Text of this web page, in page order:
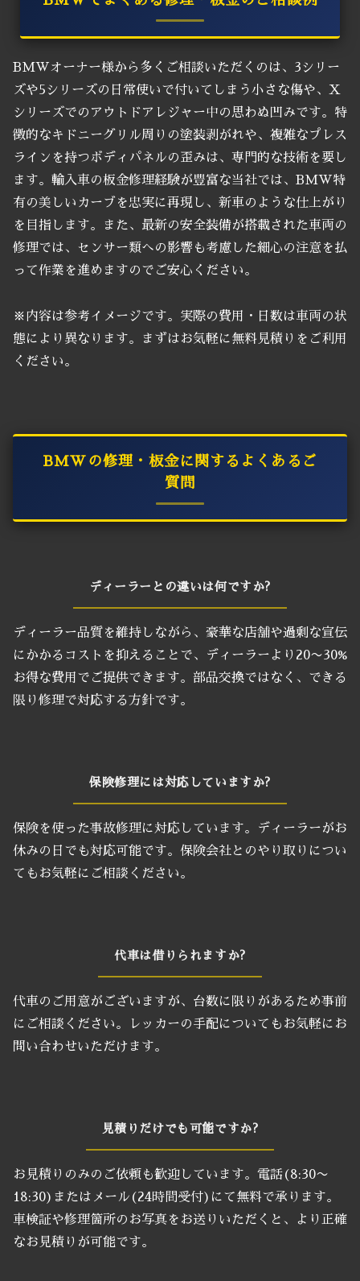
BMWオーナー様から多くご相談いただくのは、3シリー
ズや5シリーズの日常使いで付いてしまう小さな傷や、X
シリーズでのアウトドアレジャー中の思わぬ凹みです。特
徴的なキドニーグリル周りの塗装剥がれや、複雑なプレス
ラインを持つボディパネルの歪みは、専門的な技術を要し
ます。輸入車の板金修理経験が豊富な当社では、BMW特
有の美しいカーブを忠実に再現し、新車のような仕上がり
を目指します。また、最新の安全装備が搭載された車両の
修理では、センサー類への影響も考慮した細心の注意を払
って作業を進めますのでご安心ください。
※内容は参考イメージです。実際の費用・日数は車両の状
態により異なります。まずはお気軽に無料見積りをご利用
ください。
BMWの修理・板金に関するよくあるご
質問
ディーラーとの違いは何ですか?
ディーラー品質を維持しながら、豪華な店舗や過剰な宣伝
にかかるコストを抑えることで、ディーラーより20〜30%
お得な費用でご提供できます。部品交換ではなく、できる
限り修理で対応する方針です。
保険修理には対応していますか?
保険を使った事故修理に対応しています。ディーラーがお
休みの日でも対応可能です。保険会社とのやり取りについ
てもお気軽にご相談ください。
代車は借りられますか?
代車のご用意がございますが、台数に限りがあるため事前
にご相談ください。レッカーの手配についてもお気軽にお
問い合わせいただけます。
見積りだけでも可能ですか?
お見積りのみのご依頼も歓迎しています。電話(8:30〜
18:30)またはメール(24時間受付)にて無料で承ります。
車検証や修理箇所のお写真をお送りいただくと、より正確
なお見積りが可能です。